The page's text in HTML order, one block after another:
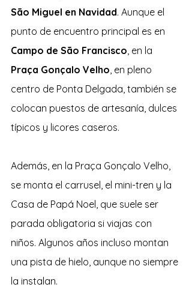
São Miguel en Navidad. Aunque el
punto de encuentro principal es en
Campo de São Francisco, en la
Praça Gonçalo Velho, en pleno
centro de Ponta Delgada, también se
colocan puestos de artesanía, dulces
típicos y licores caseros.
Además, en la Praça Gonçalo Velho,
se monta el carrusel, el mini-tren y la
Casa de Papá Noel, que suele ser
parada obligatoria si viajas con
niños. Algunos años incluso montan
una pista de hielo, aunque no siempre
la instalan.